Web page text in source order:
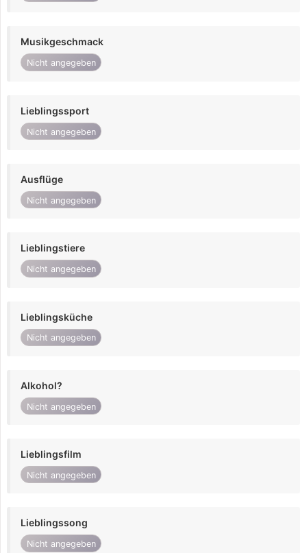
Musikgeschmack
Nicht angegeben
Lieblingssport
Nicht angegeben
Ausflüge
Nicht angegeben
Lieblingstiere
Nicht angegeben
Lieblingsküche
Nicht angegeben
Alkohol?
Nicht angegeben
Lieblingsfilm
Nicht angegeben
Lieblingssong
Nicht angegeben